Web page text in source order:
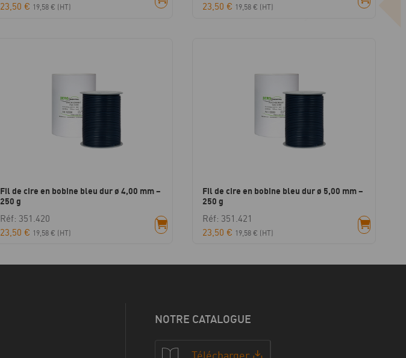
23,50 € 19,58 € (HT)
23,50€ 19,58€ (HT)
Fil de cire en bobine bleu dur ø 4,00 mm –
250 g
Réf: 351.420
23,50 € 19,58 € (HT)
Fil de cire en bobine bleu dur ø 5,00 mm –
250 g
Réf: 351.421
23,50€ 19,58€ (HT)
NOTRE CATALOGUE
Télécharger